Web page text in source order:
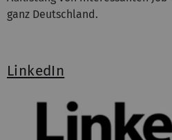
ganz Deutschland.
LinkedIn